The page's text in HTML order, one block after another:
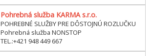
Pohrebná služba KARMA s.r.o.
POHREBNÉ SLUŽBY PRE DÔSTOJNÚ ROZLUČKU
Pohrebná služba NONSTOP
TEL.:+421 948 449 667